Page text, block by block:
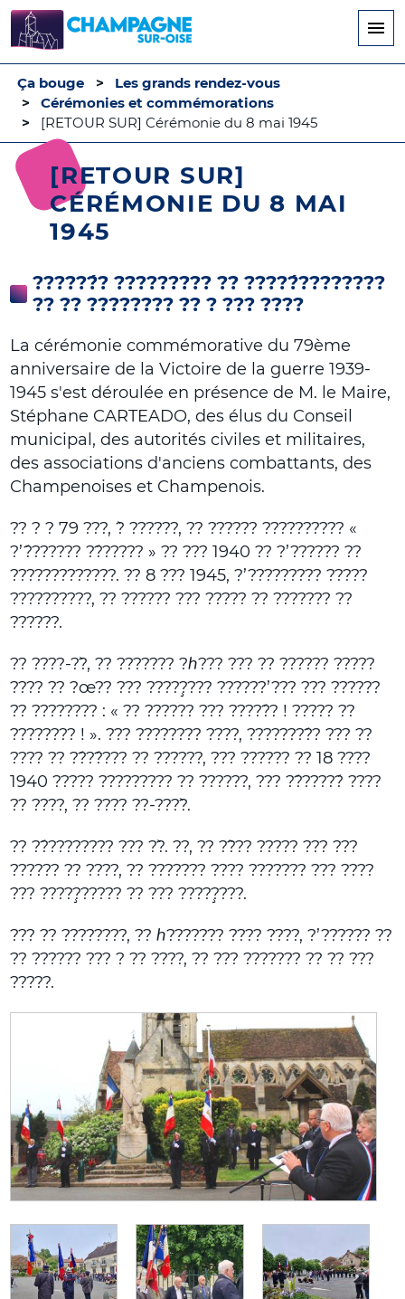
principal
Ça bouge
Les grands rendez-vous
Cérémonies et commémorations
[RETOUR SUR] Cérémonie du 8 mai 1945
[RETOUR SUR]
CÉRÉMONIE DU 8 MAI
1945
??????́? ????????? ?? ?????́????????
?? ?? ???????? ?? ? ??? ????
La cérémonie commémorative du 79ème
anniversaire de la Victoire de la guerre 1939-
1945 s'est déroulée en présence de M. le Maire,
Stéphane CARTEADO, des élus du Conseil
municipal, des autorités civiles et militaires,
des associations d'anciens combattants, des
Champenoises et Champenois.
?? ? ? 79 ???, ?̀ ??????, ?? ?????? ?????????? «
?’?́?????? ??́????? » ?? ??? 1940 ?? ?’?????? ??
?????????????. ?? 8 ??? 1945, ?’????????? ?????
??????????, ?? ?????? ??? ????? ?? ??????? ??
??????.
?? ????-??̀, ?? ??????? ?ℎ??? ??? ?? ?????? ?????
???? ?? ?œ?? ??? ?????̧??? ??????’??? ??? ??????
?? ???????? : « ?? ?????? ??? ?????́? ! ????? ??
???????? ! ». ??? ???????? ????, ????????́? ??? ??
???? ?? ??́??́??? ?? ??????, ??? ?????? ?? 18 ????
1940 ????? ????????? ?? ??????, ??? ??́?????́ ????
?? ????, ?? ???? ??-????̀.
?? ??́???????? ??? ??̀. ??, ?? ??̂?? ????? ??? ???
?????? ?? ????, ?? ??????? ???? ??????? ??? ????
??? ?????̧????? ?? ??? ?????̧???.
??? ?? ????????, ?? ℎ??????? ???? ????, ?’?????? ??
?? ?????? ??? ? ?? ????, ?? ??? ??????? ?? ?? ???
?????.